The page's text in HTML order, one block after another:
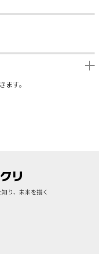
す。
り、未来を描く